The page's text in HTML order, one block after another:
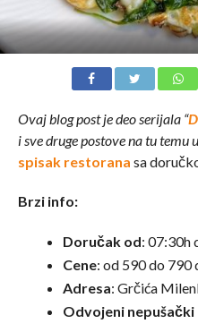
Ovaj blog post je deo serijala “
i sve druge postove na tu temu u
spisak restorana sa
Brzi info:
Doručak od: 07:30h
Cene: od 590 do 790
Adresa: Grčića
Odvojeni nepušački